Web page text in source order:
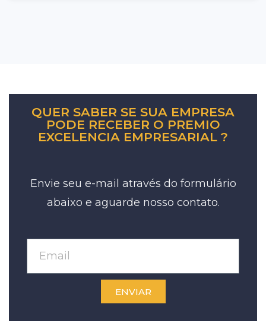
QUER SABER SE SUA EMPRESA
PODE RECEBER O PREMIO
EXCELENCIA EMPRESARIAL ?
Envie seu e-mail através do formulário
abaixo e aguarde nosso contato.
ENVIAR